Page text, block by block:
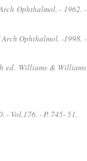
Ophthalmol. - 1962. -
Ophthalmol. -1998. -
ed. Williams & Williams
- Vol.176. - P. 745- 51.